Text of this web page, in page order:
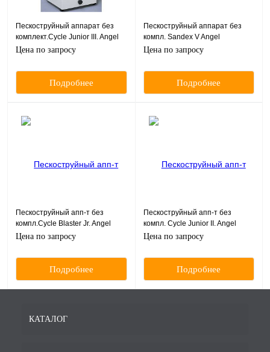
Пескоструйный аппарат без
комплект.Cycle Junior III. Angel
однокамерный,2-каран. 220 В,
Цена по запросу
Подробнее
Пескоструйный аппарат без
компл. Sandex V Angel
однокамерный, 220 Вольт, Daiei
Цена по запросу
Подробнее
Пескоструйный апп-т без
компл.Cycle Blaster Jr. Angel
однокамерный, 220 Вольт, Daiei
Цена по запросу
Подробнее
Пескоструйный апп-т без
компл. Cycle Junior II. Angel
однокамерный, 220 Вольт, Daiei
Цена по запросу
Подробнее
КАТАЛОГ